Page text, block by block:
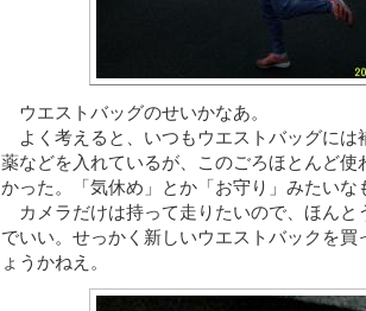
ウエストバッグのせいかなあ。
よく考えると、いつもウエストバッグには
薬などを入れているが、このごろほとんど使
かった。「気休め」とか「お守り」みたいな
カメラだけは持って走りたいので、ほんと
でいい。せっかく新しいウエストバックを
ょうかねえ。